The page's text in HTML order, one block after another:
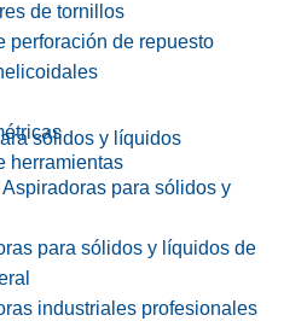
de tornillos
perforación de repuesto
herramientas
sólidos y líquidos
para sólidos y
para sólidos y líquidos de
industriales profesionales